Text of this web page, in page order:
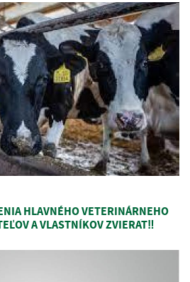
HLAVNÉHO VETERINÁRNEHO
A VLASTNÍKOV ZVIERAT‼️